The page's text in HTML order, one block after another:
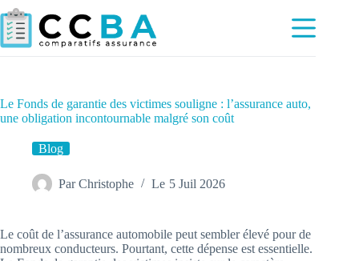
Passer
au
contenu
Le Fonds de garantie des victimes souligne : l’assurance auto,
une obligation incontournable malgré son coût
Blog
Par Christophe Le 5 Juil 2026
Le coût de l’assurance automobile peut sembler élevé pour de
nombreux conducteurs. Pourtant, cette dépense est essentielle.